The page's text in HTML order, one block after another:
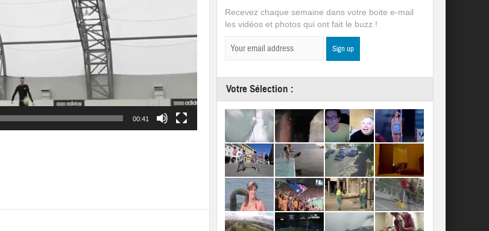
00:41
Recevez chaque semaine dans votre boite e-mail
les vidéos et photos qui ont fait le buzz !
Votre Sélection :